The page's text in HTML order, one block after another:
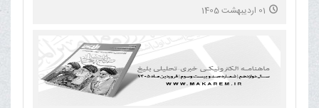
01 اردیبهشت 1405